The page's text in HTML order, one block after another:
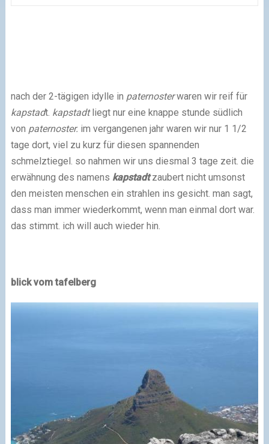
nach der 2-tägigen idylle in paternosterwaren wir reif für
kapstadt. kapstadtliegt nur eine knappe stunde südlich
von paternoster. im vergangenen jahr waren wir nur 1 1/2
tage dort, viel zu kurz für diesen spannenden
schmelztiegel. so nahmen wir uns diesmal 3 tage zeit. die
erwähnung des namens kapstadt zaubert nicht umsonst
den meisten menschen ein strahlen ins gesicht. man sagt,
dass man immer wiederkommt, wenn man einmal dort war.
das stimmt. ich will auch wieder hin.
blick vom tafelberg